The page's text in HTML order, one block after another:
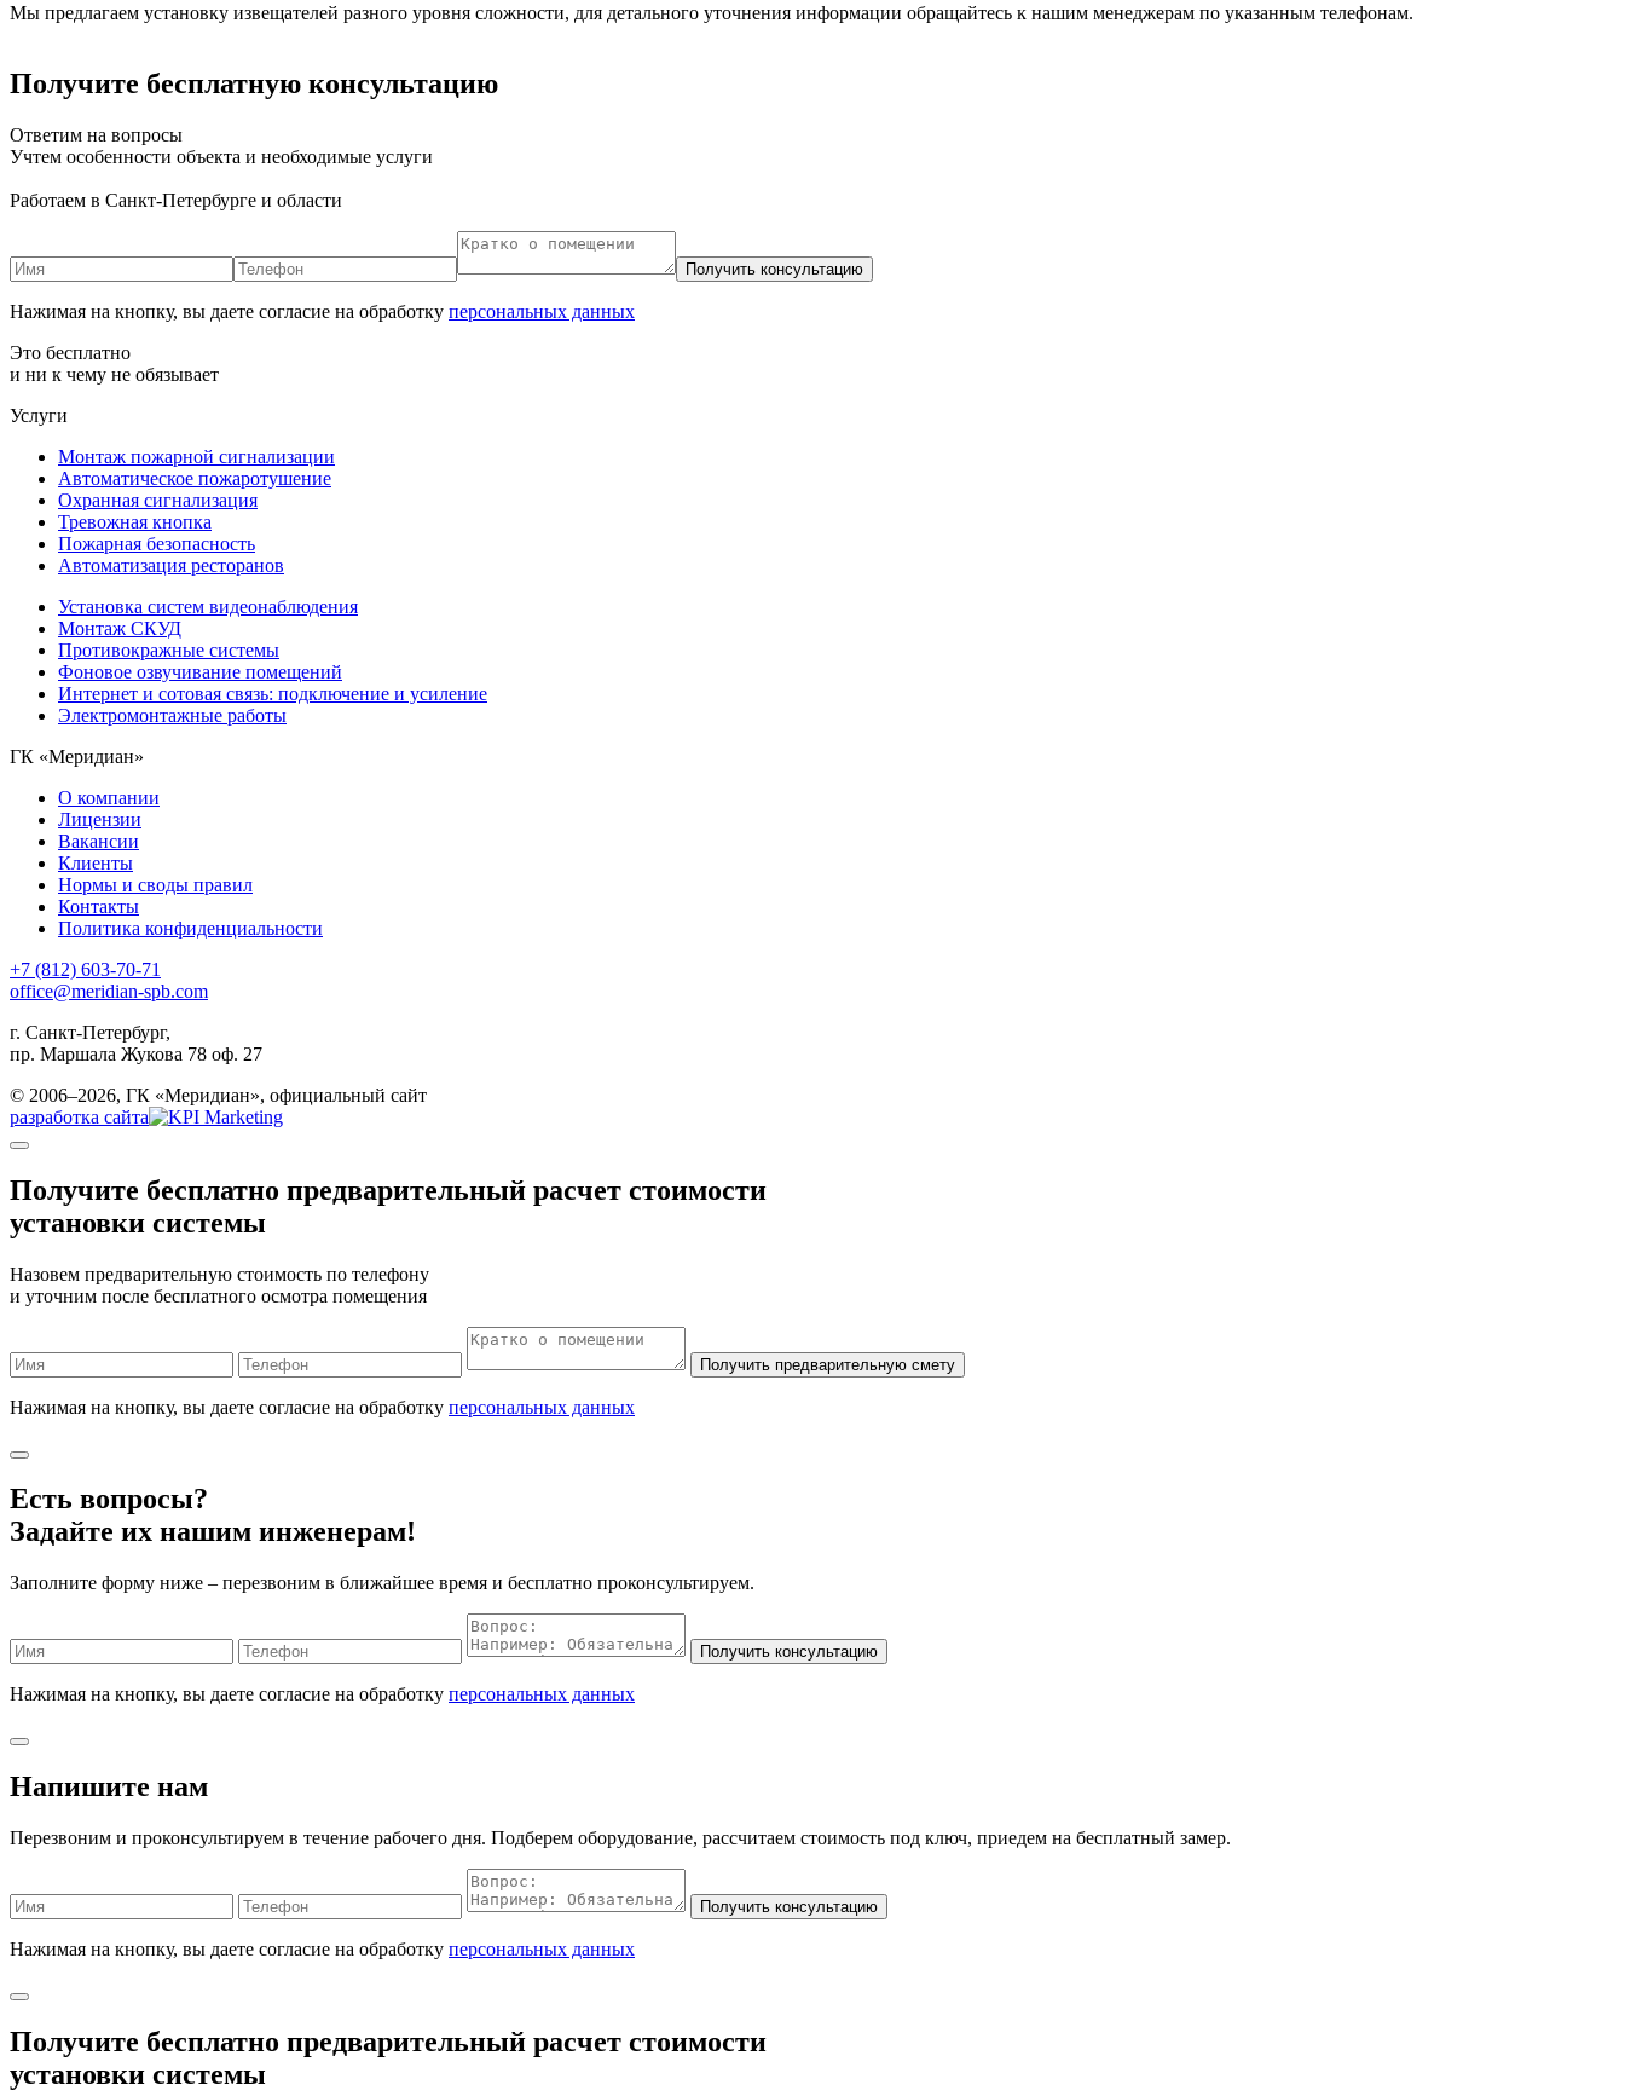
Мы предлагаем установку извещателей разного уровня сложности, для детального уточнения информации обращайтесь к нашим менеджерам по указанным телефонам.
Получите бесплатную консультацию
Ответим на вопросы
Учтем особенности объекта и необходимые услуги
Работаем в Санкт-Петербурге и области
Нажимая на кнопку, вы даете согласие на обработку персональных данных
Это бесплатно
и ни к чему не обязывает
Услуги
Монтаж пожарной сигнализации
Автоматическое пожаротушение
Охранная сигнализация
Тревожная кнопка
Пожарная безопасность
Автоматизация ресторанов
Установка систем видеонаблюдения
Монтаж СКУД
Противокражные системы
Фоновое озвучивание помещений
Интернет и сотовая связь: подключение и усиление
Электромонтажные работы
ГК «Меридиан»
О компании
Лицензии
Вакансии
Клиенты
Нормы и своды правил
Контакты
Политика конфиденциальности
+7 (812) 603-70-71
office@meridian-spb.com
г. Санкт-Петербург,
пр. Маршала Жукова 78 оф. 27
© 2006–2026, ГК «Меридиан», официальный сайт
разработка сайта
Получите бесплатно предварительный расчет стоимости
установки системы
Назовем предварительную стоимость по телефону
и уточним после бесплатного осмотра помещения
Нажимая на кнопку, вы даете согласие на обработку персональных данных
Есть вопросы?
Задайте их нашим инженерам!
Заполните форму ниже – перезвоним в ближайшее время и бесплатно проконсультируем.
Нажимая на кнопку, вы даете согласие на обработку персональных данных
Напишите нам
Перезвоним и проконсультируем в течение рабочего дня. Подберем оборудование, рассчитаем стоимость под ключ, приедем на бесплатный замер.
Нажимая на кнопку, вы даете согласие на обработку персональных данных
Получите бесплатно предварительный расчет стоимости
установки системы